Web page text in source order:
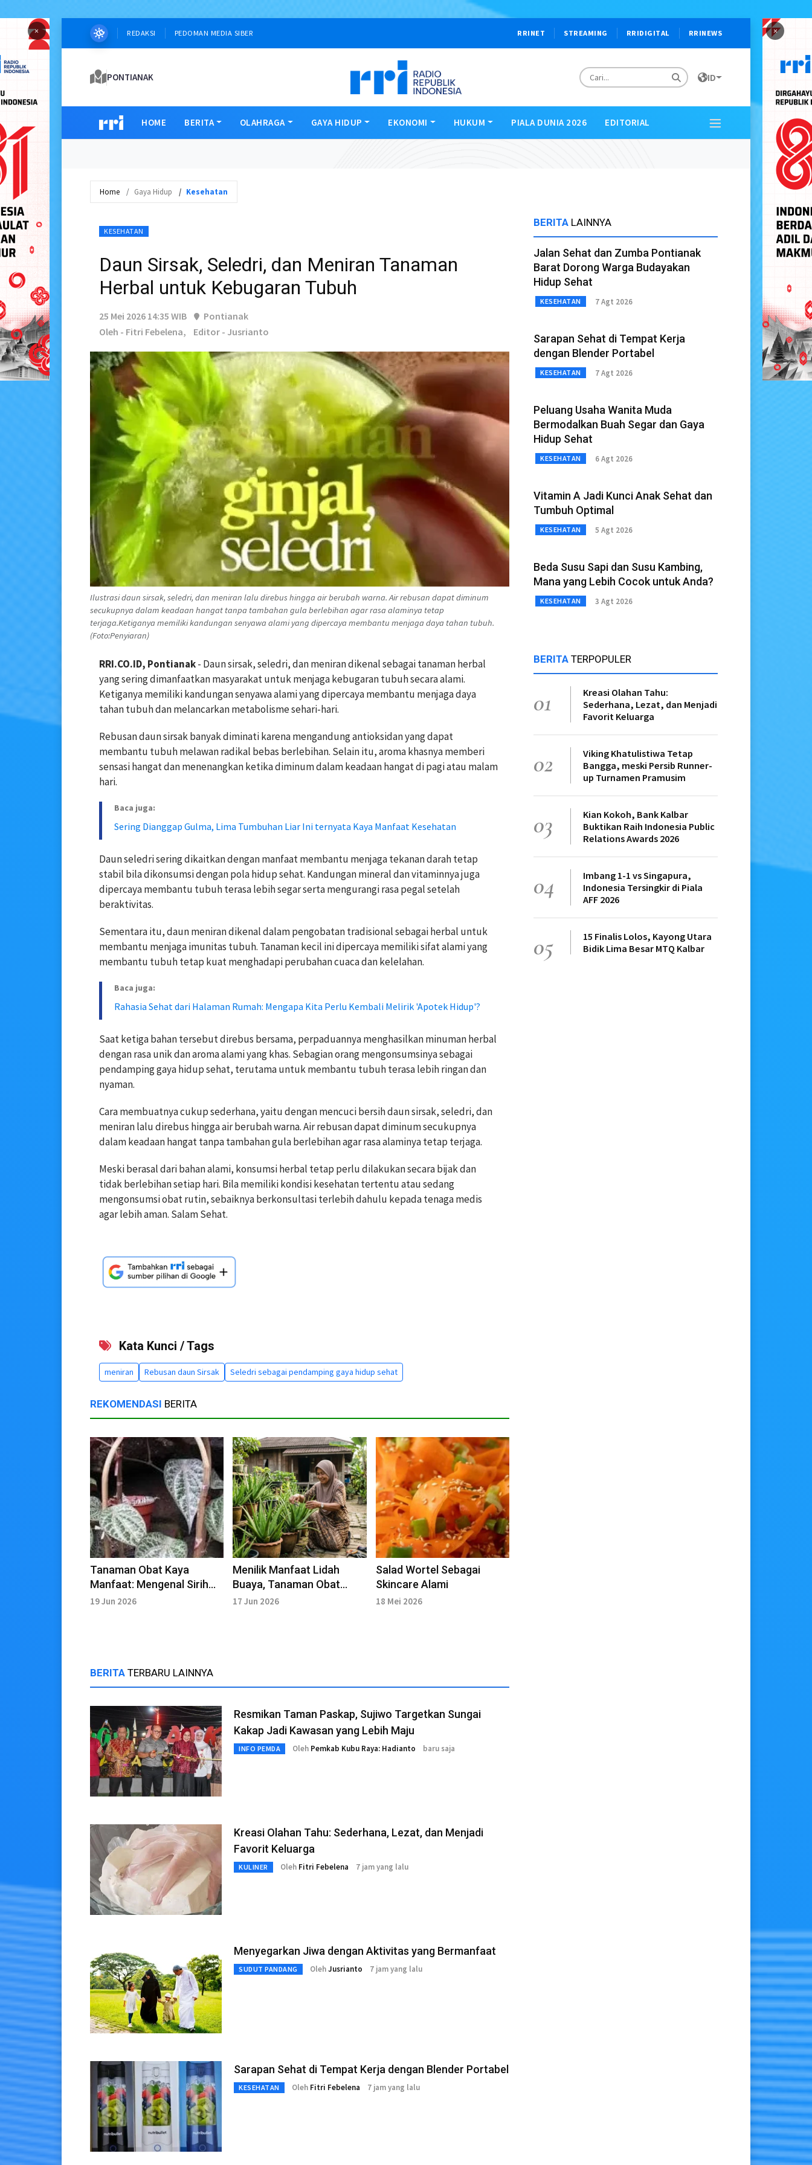
× ×
REDAKSI PEDOMAN MEDIA SIBER RRINET STREAMING RRIDIGITAL RRINEWS
PONTIANAK ID
HOME BERITA OLAHRAGA GAYA HIDUP EKONOMI HUKUM PIALA DUNIA 2026 EDITORIAL
Home Gaya Hidup Kesehatan
KESEHATAN
Daun Sirsak, Seledri, dan Meniran Tanaman
Herbal untuk Kebugaran Tubuh
25 Mei 2026 14:35 WIB
Pontianak
Oleh - Fitri Febelena,
Editor - Jusrianto
Ilustrasi daun sirsak, seledri, dan meniran lalu direbus hingga air berubah warna. Air rebusan dapat diminum
secukupnya dalam keadaan hangat tanpa tambahan gula berlebihan agar rasa alaminya tetap
terjaga.Ketiganya memiliki kandungan senyawa alami yang dipercaya membantu menjaga daya tahan tubuh.
(Foto:Penyiaran)
RRI.CO.ID, Pontianak- Daun sirsak, seledri, dan meniran dikenal sebagai tanaman herbal
yang sering dimanfaatkan masyarakat untuk menjaga kebugaran tubuh secara alami.
Ketiganya memiliki kandungan senyawa alami yang dipercaya membantu menjaga daya
tahan tubuh dan melancarkan metabolisme sehari-hari.
Rebusan daun sirsak banyak diminati karena mengandung antioksidan yang dapat
membantu tubuh melawan radikal bebas berlebihan. Selain itu, aroma khasnya memberi
sensasi hangat dan menenangkan ketika diminum dalam keadaan hangat di pagi atau malam
hari.
Baca juga:
Sering Dianggap Gulma, Lima Tumbuhan Liar Ini ternyata Kaya Manfaat Kesehatan
Daun seledri sering dikaitkan dengan manfaat membantu menjaga tekanan darah tetap
stabil bila dikonsumsi dengan pola hidup sehat. Kandungan mineral dan vitaminnya juga
dipercaya membantu tubuh terasa lebih segar serta mengurangi rasa pegal setelah
beraktivitas.
Sementara itu, daun meniran dikenal dalam pengobatan tradisional sebagai herbal untuk
membantu menjaga imunitas tubuh. Tanaman kecil ini dipercaya memiliki sifat alami yang
membantu tubuh tetap kuat menghadapi perubahan cuaca dan kelelahan.
Baca juga:
Rahasia Sehat dari Halaman Rumah: Mengapa Kita Perlu Kembali Melirik 'Apotek Hidup'?
Saat ketiga bahan tersebut direbus bersama, perpaduannya menghasilkan minuman herbal
dengan rasa unik dan aroma alami yang khas. Sebagian orang mengonsumsinya sebagai
pendamping gaya hidup sehat, terutama untuk membantu tubuh terasa lebih ringan dan
nyaman.
Cara membuatnya cukup sederhana, yaitu dengan mencuci bersih daun sirsak, seledri, dan
meniran lalu direbus hingga air berubah warna. Air rebusan dapat diminum secukupnya
dalam keadaan hangat tanpa tambahan gula berlebihan agar rasa alaminya tetap terjaga.
Meski berasal dari bahan alami, konsumsi herbal tetap perlu dilakukan secara bijak dan
tidak berlebihan setiap hari. Bila memiliki kondisi kesehatan tertentu atau sedang
mengonsumsi obat rutin, sebaiknya berkonsultasi terlebih dahulu kepada tenaga medis
agar lebih aman. Salam Sehat.
Kata Kunci / Tags
meniran Rebusan daun Sirsak Seledri sebagai pendamping gaya hidup sehat
REKOMENDASI BERITA
Tanaman Obat Kaya
Manfaat: Mengenal Sirih
Merah dan Khasiatnya bagi
19 Jun 2026
Menilik Manfaat Lidah
Buaya, Tanaman Obat
Keluarga yang Kaya
17 Jun 2026
Salad Wortel Sebagai
Skincare Alami
18 Mei 2026
BERITA TERBARU LAINNYA
Resmikan Taman Paskap, Sujiwo Targetkan Sungai
Kakap Jadi Kawasan yang Lebih Maju
INFO PEMDA Oleh Pemkab Kubu Raya: Hadianto baru saja
Kreasi Olahan Tahu: Sederhana, Lezat, dan Menjadi
Favorit Keluarga
KULINER Oleh Fitri Febelena 7 jam yang lalu
Menyegarkan Jiwa dengan Aktivitas yang Bermanfaat
SUDUT PANDANG OlehJusrianto 7 jam yang lalu
Sarapan Sehat di Tempat Kerja dengan Blender Portabel
KESEHATAN Oleh Fitri Febelena 7 jam yang lalu
BERITA LAINNYA
Jalan Sehat dan Zumba Pontianak
Barat Dorong Warga Budayakan
Hidup Sehat
KESEHATAN 7 Agt 2026
Sarapan Sehat di Tempat Kerja
dengan Blender Portabel
KESEHATAN 7 Agt 2026
Peluang Usaha Wanita Muda
Bermodalkan Buah Segar dan Gaya
Hidup Sehat
KESEHATAN 6 Agt 2026
Vitamin A Jadi Kunci Anak Sehat dan
Tumbuh Optimal
KESEHATAN 5 Agt 2026
Beda Susu Sapi dan Susu Kambing,
Mana yang Lebih Cocok untuk Anda?
KESEHATAN 3 Agt 2026
BERITA TERPOPULER
01
Kreasi Olahan Tahu:
Sederhana, Lezat, dan Menjadi
Favorit Keluarga
02
Viking Khatulistiwa Tetap
Bangga, meski Persib Runner-
up Turnamen Pramusim
03
Kian Kokoh, Bank Kalbar
Buktikan Raih Indonesia Public
Relations Awards 2026
04
Imbang 1-1 vs Singapura,
Indonesia Tersingkir di Piala
AFF 2026
05
15 Finalis Lolos, Kayong Utara
Bidik Lima Besar MTQ Kalbar